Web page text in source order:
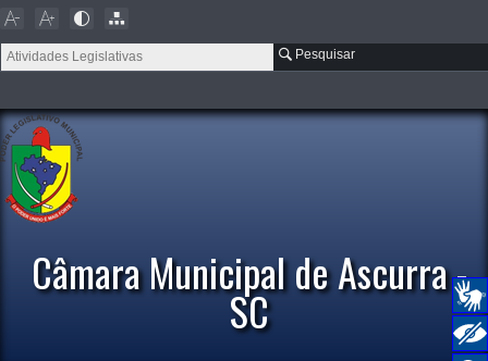
Pesquisar
Câmara Municipal de Ascurra -
SC